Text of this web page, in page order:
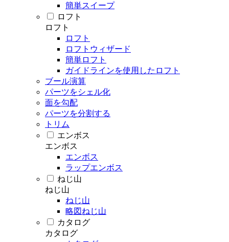
簡単スイープ
ロフト
ロフト
ロフト
ロフトウィザード
簡単ロフト
ガイドラインを使用したロフト
ブール演算
パーツをシェル化
面を勾配
パーツを分割する
トリム
エンボス
エンボス
エンボス
ラップエンボス
ねじ山
ねじ山
ねじ山
略図ねじ山
カタログ
カタログ